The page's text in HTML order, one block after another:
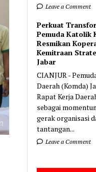
Leave a Comment
Perkuat
Pemuda Katolik
Resmikan
Kemitraan
Jabar
CIANJUR -
Daerah (Komda)
Rapat Kerja
sebagai
gerak organisasi
tantangan...
Leave a Comment